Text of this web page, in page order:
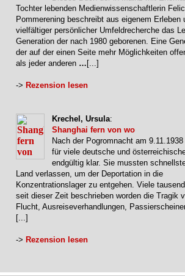
Tochter lebenden Medienwissenschaftlerin
Pommerening beschreibt aus eigenem Erleben
vielfältiger persönlicher Umfeldrecherche das
Generation der nach 1980 geborenen. Eine
der auf der einen Seite mehr Möglichkeiten
als jeder anderen … [...]
-> Rezension lesen
Krechel, Ursula:
Shanghai fern von wo
Nach der Pogromnacht am
für viele deutsche und
endgültig klar. Sie mussten
Land verlassen, um der Deportation in die
Konzentrationslager zu entgehen. Viele
seit dieser Zeit beschrieben worden die Tragik
Flucht, Ausreiseverhandlungen,
[...]
-> Rezension lesen